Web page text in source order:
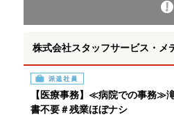
株式会社スタッフサービス・
派遣社員
【医療事務】≪病院での事務≫
書不要＃残業ほぼナシ